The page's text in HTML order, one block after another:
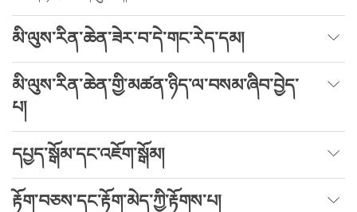
མི་ལུས་རིན་ཆེན་ཟེར་བ་དེ་གང་རེད་དམ།
མི་ལུས་རིན་ཆེན་གྱི་མཚན་ཉིད་ལ་བསམ་ཞིབ་བྱེད་
པ།
དཔྱད་སྒོམ་དང་འཇོག་སྒོམ།
རྟོག་བཅས་དང་རྟོག་མེད་ཀྱི་རྟོགས་པ།